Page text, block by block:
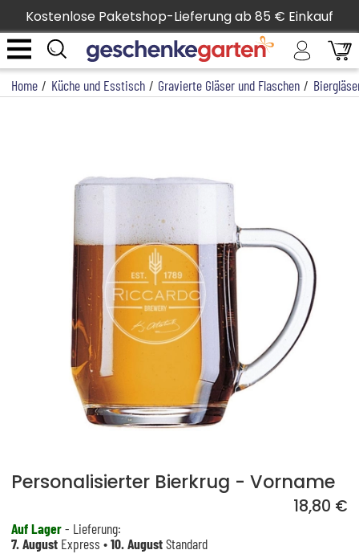
Kostenlose Paketshop-Lieferung ab 85 € Einkauf
Home / Küche und Esstisch / Gravierte Gläser und Flaschen /
Personalisierter Bierkrug - Vorname
18,80 €
Auf Lager- Lieferung:
7. August Express •10. AugustStandard